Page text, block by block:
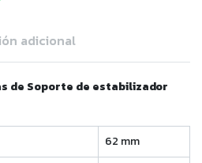
adicional
de Soporte de estabilizador
62 mm